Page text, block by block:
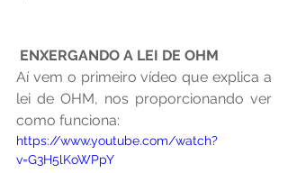
ENXERGANDO A LEI DE OHM
Aí vem o primeiro vídeo que explica a
lei de OHM, nos proporcionando ver
como funciona:
https://www.youtube.com/watch?
v=G3H5lKoWPpY